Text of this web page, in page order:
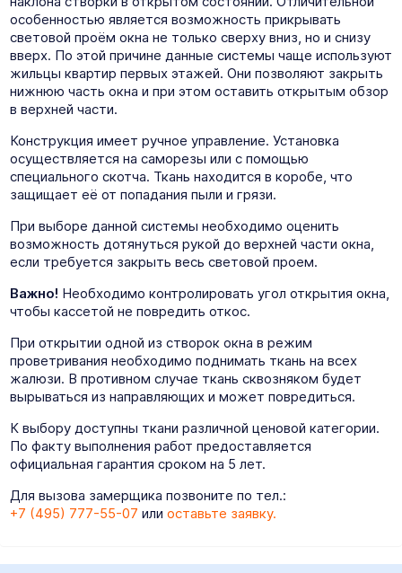
особенностью является возможность прикрывать
световой проём окна не только сверху вниз, но и снизу
вверх. По этой причине данные системы чаще используют
жильцы квартир первых этажей. Они позволяют закрыть
нижнюю часть окна и при этом оставить открытым обзор
в верхней части.
Конструкция имеет ручное управление. Установка
осуществляется на саморезы или с помощью
специального скотча. Ткань находится в коробе, что
защищает её от попадания пыли и грязи.
При выборе данной системы необходимо оценить
возможность дотянуться рукой до верхней части окна,
если требуется закрыть весь световой проем.
Важно! Необходимо контролировать угол открытия окна,
чтобы кассетой не повредить откос.
При открытии одной из створок окна в режим
проветривания необходимо поднимать ткань на всех
жалюзи. В противном случае ткань сквозняком будет
вырываться из направляющих и может повредиться.
К выбору доступны ткани различной ценовой категории.
По факту выполнения работ предоставляется
официальная гарантия сроком на 5 лет.
Для вызова замерщика позвоните по тел.:
+7 (495) 777-55-07 или оставьте заявку.